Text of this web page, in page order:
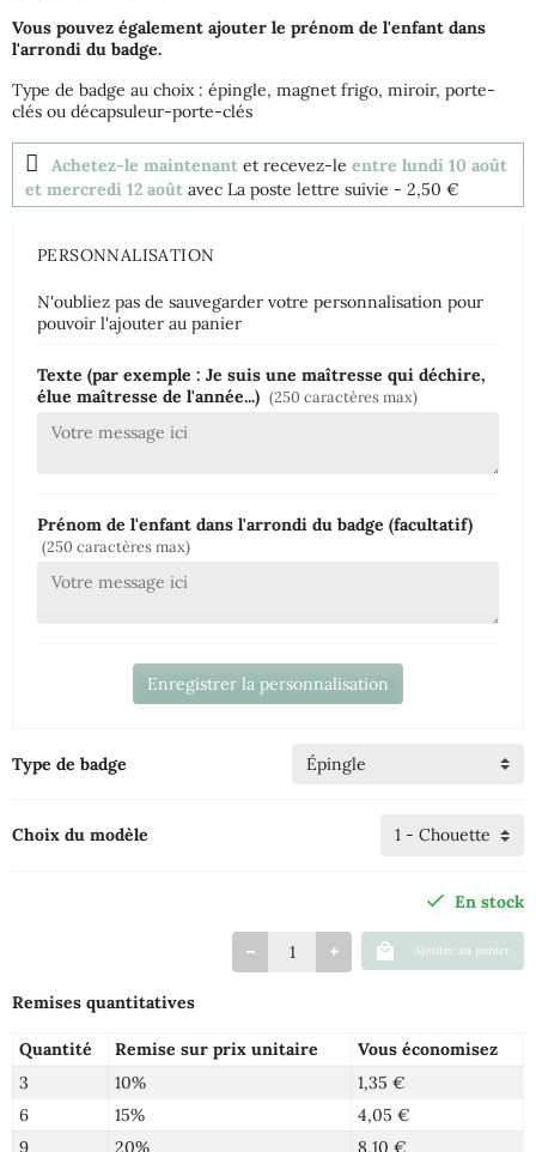
Vous pouvez également ajouter le prénom de l'enfant dans
l'arrondi du badge.
Type de badge au choix : épingle, magnet frigo, miroir, porte-
clés ou décapsuleur-porte-clés
Achetez-le maintenant et recevez-le entre lundi 10 août
et mercredi 12 août avec La poste lettre suivie - 2,50 €
PERSONNALISATION
N'oubliez pas de sauvegarder votre personnalisation pour
pouvoir l'ajouter au panier
Texte (par exemple : Je suis une maîtresse qui déchire,
élue maîtresse de l'année...) (250 caractères max)
Prénom de l'enfant dans l'arrondi du badge (facultatif)
(250 caractères max)
Enregistrer la personnalisation
Type de badge
Choix du modèle
En stock
Ajouter au panier
Remises quantitatives
Quantité Remise sur prix unitaire
Vous économisez
3
10%
1,35 €
6
15%
4,05 €
9
20% 8,10 €